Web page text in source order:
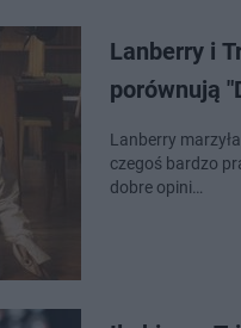
Lanberry i
porównują
Lanberry
czegoś bardzo
dobre opini…